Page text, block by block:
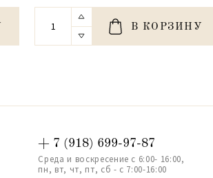
В КОРЗИНУ
+ 7 (918) 699-97-87
Среда и воскресение с 6:00- 16:00,
пн, вт, чт, пт, сб - с 7:00-16:00